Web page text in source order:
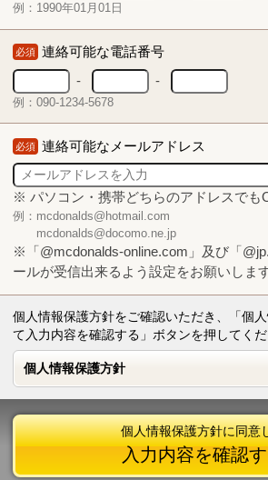
例：1990年01月01日
必須 連絡可能な電話番号
-
-
例：090-1234-5678
必須 連絡可能なメールアドレス
※ パソコン・携帯どちらのアドレスでも
例：mcdonalds@hotmail.com
mcdonalds@docomo.ne.jp
※「@mcdonalds-online.com」及び「
ールが受信出来るよう設定をお願いします
個人情報保護方針をご確認いただき、「個
て入力内容を確認する」ボタンを押してくだ
個人情報保護方針
個人情報保護方針
個人情報保護方針に同意
入力内容を確認